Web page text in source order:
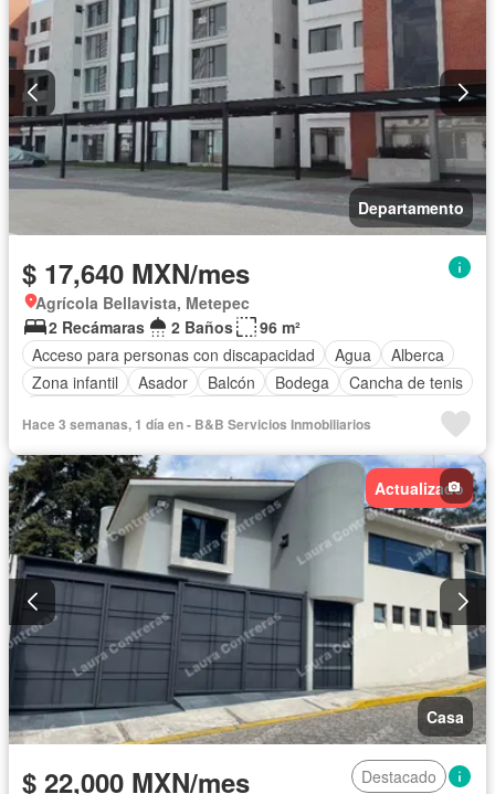
Departamento
$ 17,640 MXN/mes
Agrícola Bellavista, Metepec
2 Recámaras
2 Baños
96 m²
Acceso para personas con discapacidad
Agua
Alberca
Zona infantil
Asador Balcón Bodega
Cancha de tenis
Chimenea
Cisterna Cocina equipada
Cocina integral
Cuarto de Limpieza
Cuarto de servicio
Electricidad
Elevador
Estacionamiento Gas natural
Gimnasio
Internet
Jardín Despacho
Recámara con closet
Azotea
Sala polivalente Seguridad
Televisión por cable
Terraza
Wifi Zonas verdes
Permite niños
Solo familias
Sin amueblar
Hace 3 semanas, 1 día en - B&B Servicios Inmobiliarios
Actualizado
Casa
$ 22,000 MXN/mes Destacado